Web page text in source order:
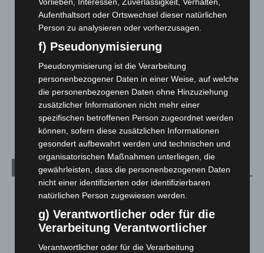
Hannover Klassik Open Air 2026: Französische Oper im
2. August 2026
Schwarz Digits und Zscaler starten souveräne Cloud-
Sicherheitsplattform für Europa
2. August 2026
Kategorien
Blaulicht
Corona-News
Hannover und Region
Langenhagen und Ortsteile
Aufenthaltsort oder Ortswechsel dieser natürlichen
Person zu analysieren oder vorherzusagen.
f) Pseudonymisierung
Pseudonymisierung ist die Verarbeitung
personenbezogener Daten in einer Weise, auf welche
die personenbezogenen Daten ohne Hinzuziehung
zusätzlicher Informationen nicht mehr einer
spezifischen betroffenen Person zugeordnet werden
können, sofern diese zusätzlichen Informationen
gesondert aufbewahrt werden und technischen und
organisatorischen Maßnahmen unterliegen, die
gewährleisten, dass die personenbezogenen Daten
nicht einer identifizierten oder identifizierbaren
natürlichen Person zugewiesen werden.
g) Verantwortlicher oder für die
Verarbeitung Verantwortlicher
Verantwortlicher oder für die Verarbeitung